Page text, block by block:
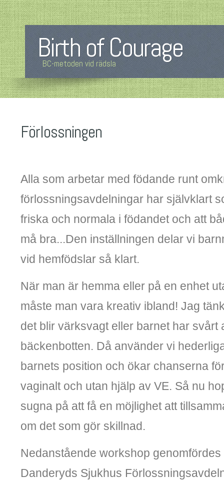
Birth of Courage
BC-metoden vid rädsla
Förlossningen
Alla som arbetar med födande runt
förlossningsavdelningar har självklart
friska och normala i födandet och att
må bra...Den inställningen delar vi
vid hemfödslar så klart.
När man är hemma eller på en enhet
måste man vara kreativ ibland! Jag
det blir värksvagt eller barnet har svårt
bäckenbotten. Då använder vi
barnets position och ökar chanserna
vaginalt och utan hjälp av VE. Så nu
sugna på att få en möjlighet att
om det som gör skillnad.
Nedanstående workshop
Danderyds Sjukhus